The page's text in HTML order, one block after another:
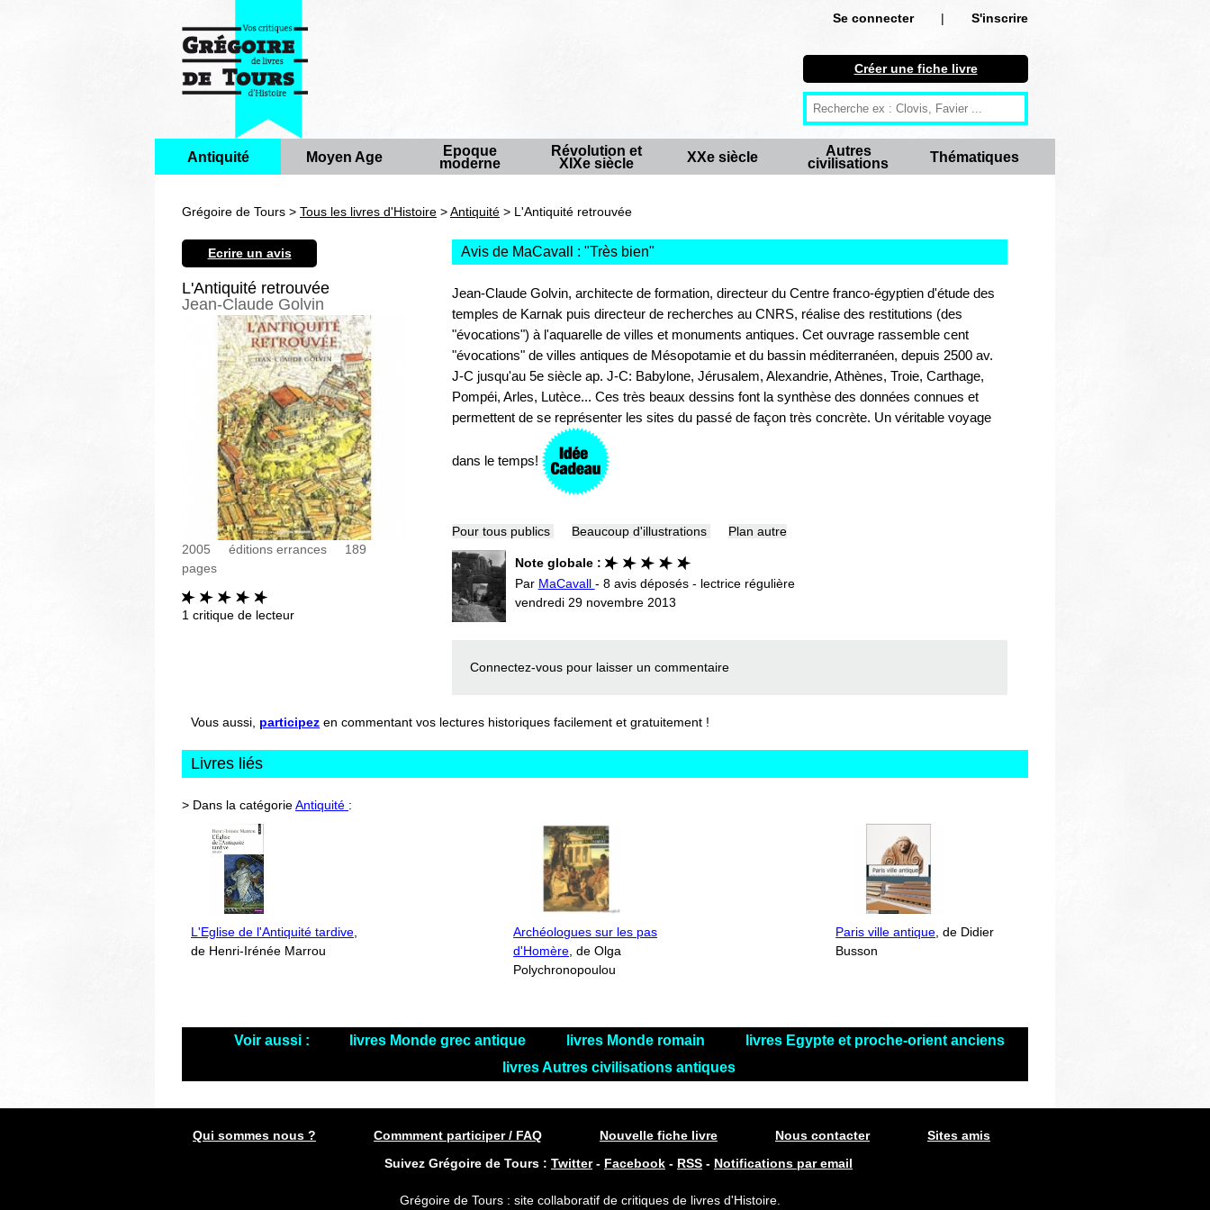
Se connecter |
S'inscrire
S'inscrire
Créer une fiche livre
Antiquité
Autres civilisations
Thématiques
Créer une fiche livre
Antiquité Moyen Age
Epoque
moderne
Révolution et
XIXe siècle
XXe siècle
Autres
civilisations
Thématiques
Grégoire de Tours > Tous les livres d'Histoire >Antiquité > L'Antiquité retrouvée
Ecrire un avis
L'Antiquité retrouvée
Jean-Claude Golvin
2005 éditions errances
189
pages
1 critique de lecteur
Avis de MaCavall : "Très bien"
Jean-Claude Golvin, architecte de formation, directeur du Centre franco-égyptien d'étude des
temples de Karnak puis directeur de recherches au CNRS, réalise des restitutions (des
"évocations") à l'aquarelle de villes et monuments antiques. Cet ouvrage rassemble cent
"évocations" de villes antiques de Mésopotamie et du bassin méditerranéen, depuis 2500 av.
J-C jusqu'au 5e siècle ap. J-C: Babylone, Jérusalem, Alexandrie, Athènes, Troie, Carthage,
Pompéi, Arles, Lutèce... Ces très beaux dessins font la synthèse des données connues et
permettent de se représenter les sites du passé de façon très concrète. Un véritable voyage
dans le temps!
Pour tous publics Beaucoup d'illustrations Plan autre
Note globale :
Par MaCavall - 8 avis déposés - lectrice régulière
vendredi 29 novembre 2013
Connectez-vous pour laisser un commentaire
Vous aussi, participez en commentant vos lectures historiques facilement et gratuitement !
Livres liés
> Dans la catégorieAntiquité :
L'Eglise de l'Antiquité tardive
de Henri-Irénée Marrou
Archéologues sur les pas
d'Homère , de Olga
Polychronopoulou
Paris ville antique , de Didier
Busson
Voir aussi : livres Monde grec antique livres Monde romain
livres Egypte et proche-orient anciens
livres Autres civilisations antiques
Qui sommes nous ? Commment participer / FAQ Nouvelle fiche livre Nous contacter
Sites amis
Suivez Grégoire de Tours : Twitter- Facebook - RSS - Notifications par email
Grégoire de Tours : site collaboratif de critiques de livres d'Histoire.